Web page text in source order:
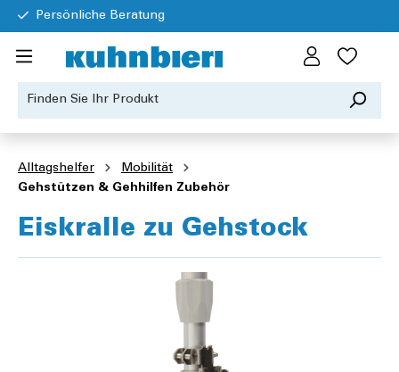
Persönliche Beratung
Alltagshelfer
Mobilität
Gehstützen & Gehhilfen Zubehör
Eiskralle zu Gehstock